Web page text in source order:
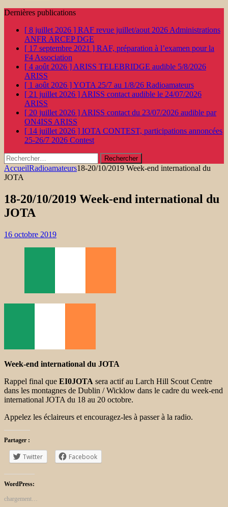
Dernières publications
[ 8 juillet 2026 ] RAF revue juillet/aout 2026 Administrations
ANFR ARCEP DGE
[ 17 septembre 2021 ] RAF, préparation à l’examen pour la
F4 Association
[ 4 août 2026 ] ARISS TELEBRIDGE audible 5/8/2026
ARISS
[ 1 août 2026 ]YOTA 25/7 au 1/8/26 Radioamateurs
[ 21 juillet 2026 ] ARISS contact audible le 24/07/2026
ARISS
[ 20 juillet 2026 ] ARISS contact du 23/07/2026 audible par
ON4ISS ARISS
[ 14 juillet 2026 ] IOTA CONTEST, participations annoncées
25-26/7 2026 Contest
Rechercher :
AccueilRadioamateurs18-20/10/2019 Week-end international du
JOTA
18-20/10/2019 Week-end international du
JOTA
16 octobre 2019
Week-end international du JOTA
Rappel final que EI0JOTA sera actif au Larch Hill Scout Centre
dans les montagnes de Dublin / Wicklow dans le cadre du week-end
international JOTA du 18 au 20 octobre.
Appelez les éclaireurs et encouragez-les à passer à la radio.
Partager :
Twitter Facebook
WordPress:
chargement…